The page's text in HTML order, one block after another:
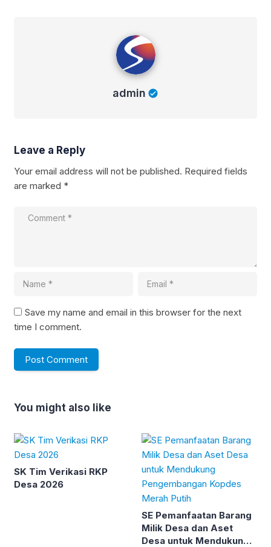
admin
Leave a Reply
Your email address will not be published. Required fields
are marked *
Save my name and email in this browser for the next
time I comment.
You might also like
SK Tim Verikasi RKP
Desa 2026
SE Pemanfaatan Barang
Milik Desa dan Aset
Desa untuk Mendukung